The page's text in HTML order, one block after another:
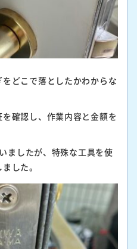
どこで落としたかわからな
確認し、作業内容と金額を
ましたが、特殊な工具を使
した。